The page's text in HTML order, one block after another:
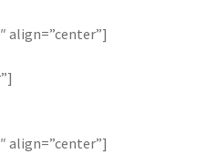
align=”center”]
align=”center”]